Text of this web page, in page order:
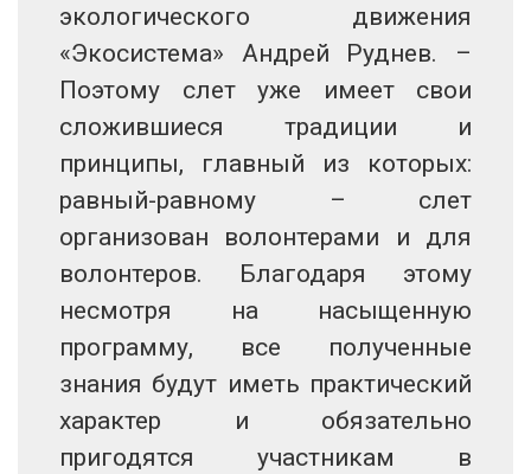
экологического движения
«Экосистема» Андрей Руднев. –
Поэтому слет уже имеет свои
сложившиеся традиции и
принципы, главный из которых:
равный-равному – слет
организован волонтерами и для
волонтеров. Благодаря этому
несмотря на насыщенную
программу, все полученные
знания будут иметь практический
характер и обязательно
пригодятся участникам в